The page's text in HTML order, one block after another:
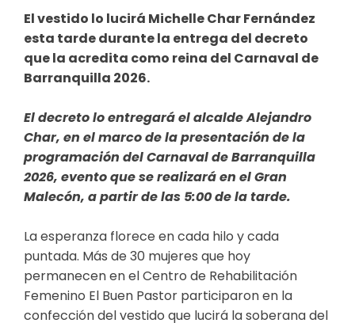
El vestido lo lucirá Michelle Char Fernández
esta tarde durante la entrega del decreto
que la acredita como reina del Carnaval de
Barranquilla 2026.
El decreto lo entregará el alcalde Alejandro
Char, en el marco de la presentación de la
programación del Carnaval de Barranquilla
2026, evento que se realizará en el Gran
Malecón, a partir de las 5:00 de la tarde.
La esperanza florece en cada hilo y cada
puntada. Más de 30 mujeres que hoy
permanecen en el Centro de Rehabilitación
Femenino El Buen Pastor participaron en la
confección del vestido que lucirá la soberana del